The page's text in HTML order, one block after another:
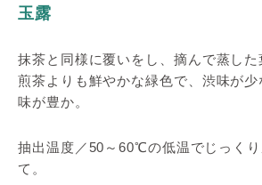
玉露
抹茶と同様に覆いをし、摘んで蒸した
煎茶よりも鮮やかな緑色で、渋味が少
味が豊か。
抽出温度／50～60℃の低温でじっく
て。